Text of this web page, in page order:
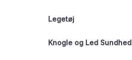
Legetøj
Knogle og Led Sundhed